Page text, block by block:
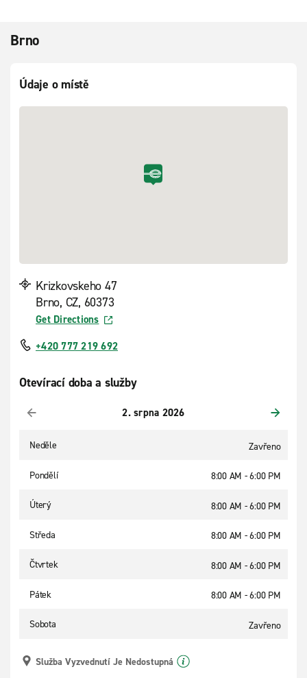
Brno
Údaje o místě
Krizkovskeho 47
Brno, CZ, 60373
Get Directions
+420 777 219 692
Otevírací doba a služby
2. srpna 2026
Neděle Zavřeno
Pondělí 8:00 AM - 6:00 PM
Úterý 8:00 AM - 6:00 PM
Středa 8:00 AM - 6:00 PM
Čtvrtek 8:00 AM - 6:00 PM
Pátek 8:00 AM - 6:00 PM
Sobota Zavřeno
Služba Vyzvednutí Je Nedostupná